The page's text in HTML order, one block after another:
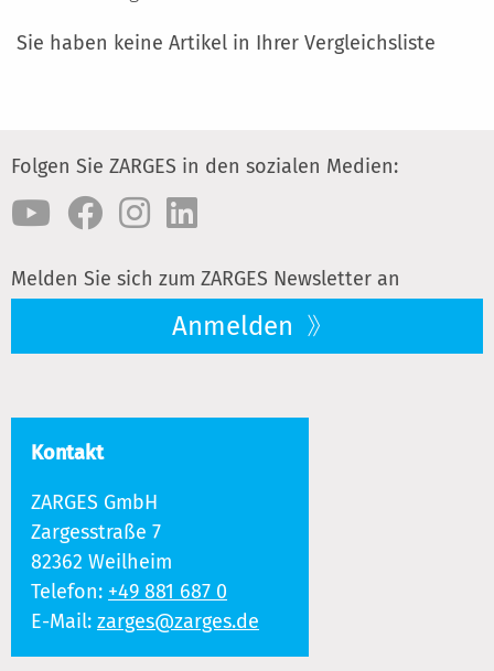
Sie haben keine Artikel in Ihrer Vergleichsliste
Folgen Sie ZARGES in den sozialen Medien:
Melden Sie sich zum ZARGES Newsletter an
Anmelden
Kontakt
ZARGES GmbH
Zargesstraße 7
82362 Weilheim
Telefon: +49 881 687 0
E-Mail: zarges@zarges.de